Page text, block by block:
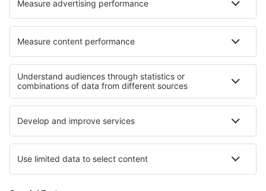
Beste hotels - regio's
Hotels in Meribel-les-Allues
Hotels in Valmeinier Hotels in Midi-Pyrenees
Hotels in Ile-de-France Hotels in East Macedonia and Thrace
Hotels in Nationaal park Namakwa
Hotels on East Frisian Islands Hotels in Iguazú